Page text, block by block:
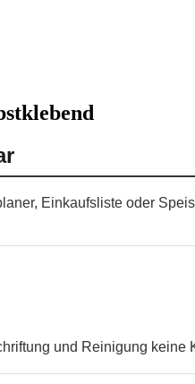
Einkaufsliste oder
und Reinigung keine